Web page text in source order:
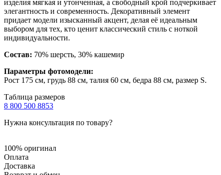
изделия мягкая и утонченная, а свободный крой подчеркивает
элегантность и современность. Декоративный элемент
придает модели изысканный акцент, делая её идеальным
выбором для тех, кто ценит классический стиль с ноткой
индивидуальности.
Состав: 70% шерсть, 30% кашемир
Параметры фотомодели:
Рост 175 см, грудь 88 см, талия 60 см, бедра 88 см, размер S.
Таблица размеров
8 800 500 8853
Нужна консультация по товару?
100% оригинал
Оплата
Доставка